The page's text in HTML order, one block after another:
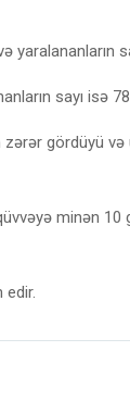
sayı isə
gördüyü
minən
edir.